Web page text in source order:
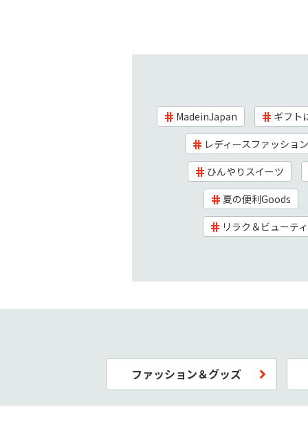
MadeinJapan
ギフト
レディースファッション
ひんやりスイーツ
夏の便利Goods
リラク＆ビューティ
ファッション＆グッズ